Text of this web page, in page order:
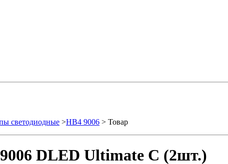
светодиодные >HB4 9006 > Товар
DLED Ultimate C (2шт.)